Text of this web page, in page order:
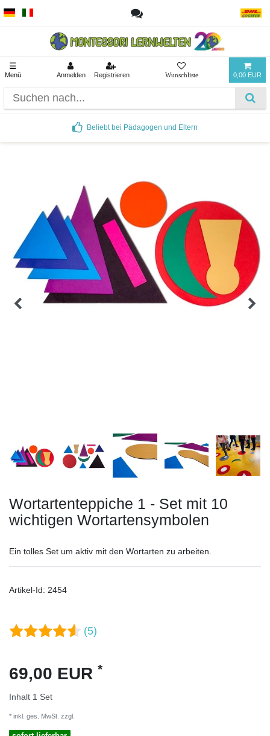
☰
Menü Anmelden Registrieren 0,00 EUR
Beliebt bei Pädagogen und Eltern
Wortartenteppiche 1 - Set mit 10
wichtigen Wortartensymbolen
Ein tolles Set um aktiv mit den Wortarten zu arbeiten.
Artikel-Id: 2454
(5)
69,00 EUR *
Inhalt 1 Set
* inkl. ges. MwSt. zzgl.